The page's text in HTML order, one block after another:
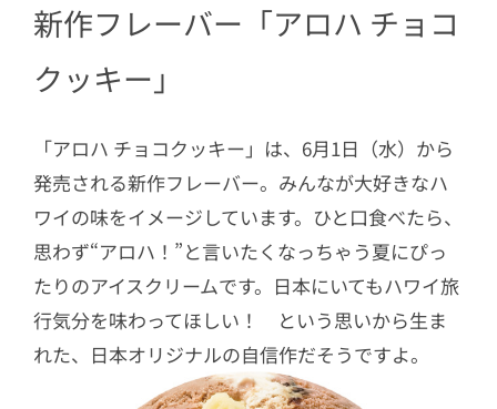
新作フレーバー「アロハ チョコ
クッキー」
「アロハ チョコクッキー」は、6月1日（水）から
発売される新作フレーバー。みんなが大好きなハ
ワイの味をイメージしています。ひと口食べたら、
思わず“アロハ！”と言いたくなっちゃう夏にぴっ
たりのアイスクリームです。日本にいてもハワイ旅
行気分を味わってほしい！ という思いから生ま
れた、日本オリジナルの自信作だそうですよ。